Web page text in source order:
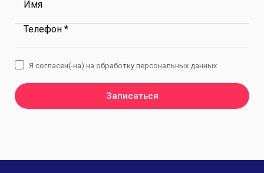
Имя
Телефон *
Записаться
Я согласен(-на) на обработку персональных данных